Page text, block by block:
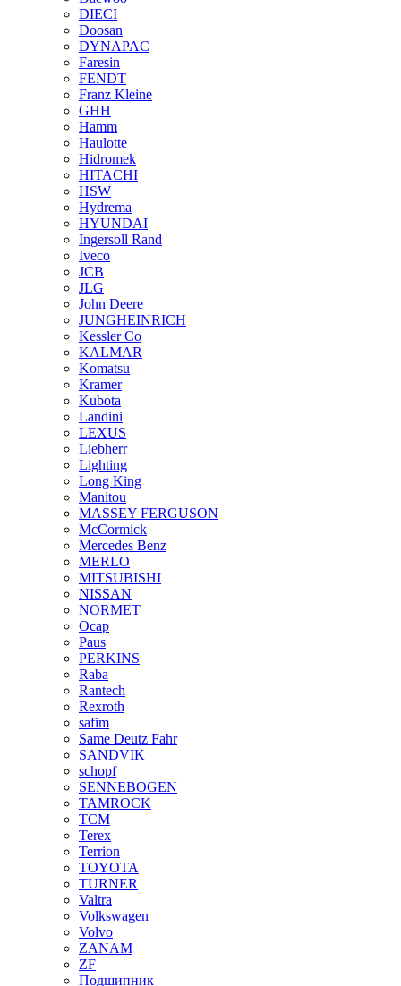
DIECI
Doosan
DYNAPAC
Faresin
FENDT
Franz Kleine
GHH
Hamm
Haulotte
Hidromek
HITACHI
HSW
Hydrema
HYUNDAI
Ingersoll Rand
Iveco
JCB
JLG
John Deere
JUNGHEINRICH
Kessler Co
KALMAR
Komatsu
Kramer
Kubota
Landini
LEXUS
Liebherr
Lighting
Long King
Manitou
MASSEY FERGUSON
McCormick
Mercedes Benz
MERLO
MITSUBISHI
NISSAN
NORMET
Ocap
Paus
PERKINS
Raba
Rantech
Rexroth
safim
Same Deutz Fahr
SANDVIK
schopf
SENNEBOGEN
TAMROCK
TCM
Terex
Terrion
TOYOTA
TURNER
Valtra
Volkswagen
Volvo
ZANAM
ZF
Подшипник